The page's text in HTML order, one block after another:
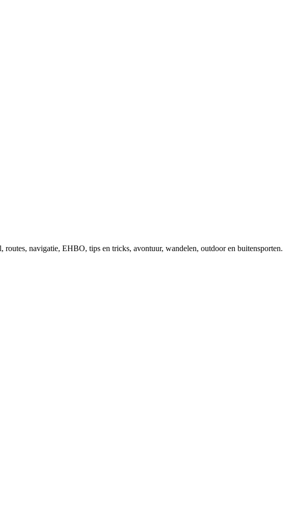
navigatie, EHBO, tips en tricks, avontuur, wandelen, outdoor en buitensporten.